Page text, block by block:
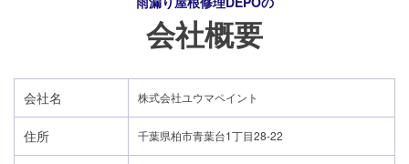
会社概要
会社名 株式会社ユウマペイント
住所 千葉県柏市青葉台1丁目28-22